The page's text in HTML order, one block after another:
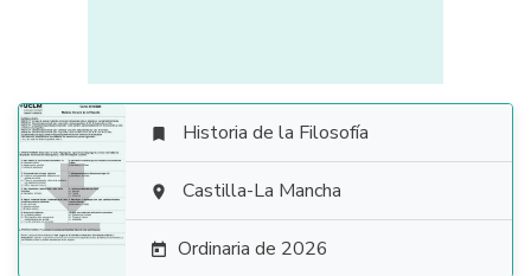

 Historia de la Filosofía
 Castilla-La Mancha
 Ordinaria de 2026